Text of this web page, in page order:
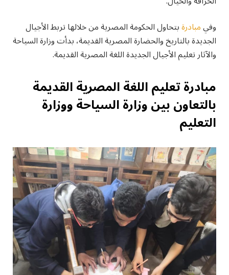
وفيمبادرةبتحاول الحكومة المصرية من خلالها تربط الأجيال
الجديدة بالتاريخ والحضارة المصرية القديمة، بدأت وزارة السياحة
والآثار تعليم الأجيال الجديدة اللغة المصرية القديمة.
مبادرة تعليم اللغة المصرية القديمة
بالتعاون بين وزارة السياحة ووزارة
التعليم